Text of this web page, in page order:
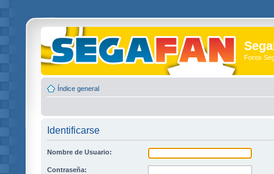
Foros
Índice general
Identificarse
Nombre de Usuario:
Contraseña: